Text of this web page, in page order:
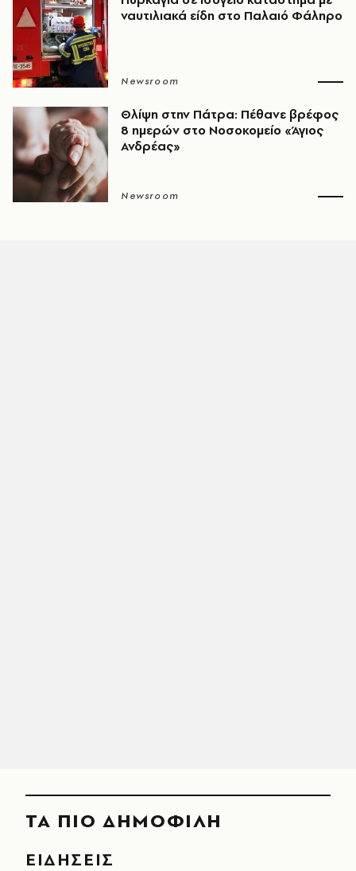
ναυτιλιακά είδη στο Παλαιό Φάληρο
Newsroom
Θλίψη στην Πάτρα: Πέθανε βρέφος
8 ημερών στο Νοσοκομείο «Άγιος
Ανδρέας»
Newsroom
ΤΑ ΠΙΟ ΔΗΜΟΦΙΛΗ
ΕΙΔΗΣΕΙΣ